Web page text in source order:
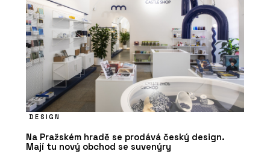
DESIGN
Na Pražském hradě se prodává český design.
Mají tu nový obchod se suvenýry